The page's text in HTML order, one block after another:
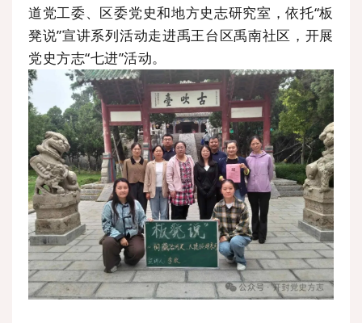
道党工委、区委党史和地方史志研究室，依托“板
凳说”宣讲系列活动走进禹王台区禹南社区，开展
党史方志“七进”活动。